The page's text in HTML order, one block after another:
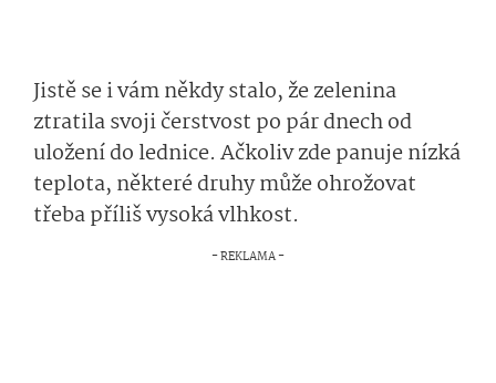
Jistě se i vám někdy stalo, že zelenina
ztratila svoji čerstvost po pár dnech od
uložení do lednice. Ačkoliv zde panuje nízká
teplota, některé druhy může ohrožovat
třeba příliš vysoká vlhkost.